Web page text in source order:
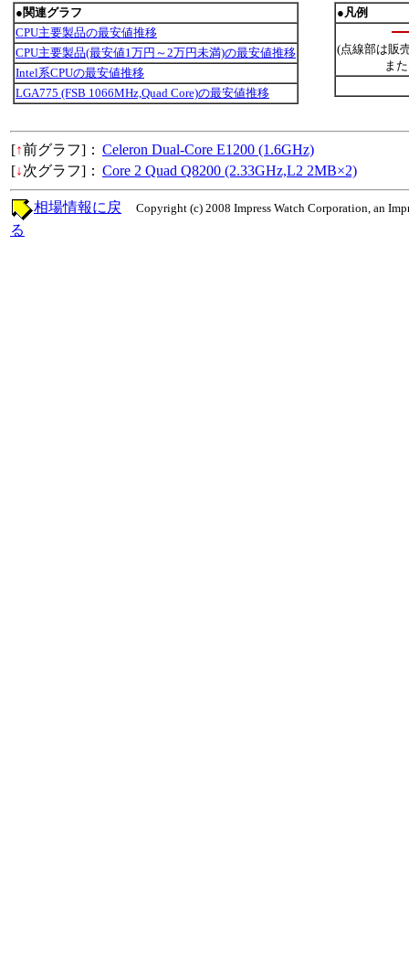
●関連グラフ
CPU主要製品の最安値推移
CPU主要製品(最安値1万円～2万円未満)の最安値推移
Intel系CPUの最安値推移
LGA775 (FSB 1066MHz,Quad Core)の最安値推移
●凡例
(点線部は販
ま
[↑前グラフ]： Celeron Dual-Core E1200 (1.6GHz)
[↓次グラフ]： Core 2 Quad Q8200 (2.33GHz,L2 2MB×2)
Copyright (c) 2008 Impress Watch Corporation, an
相場情報に戻
る